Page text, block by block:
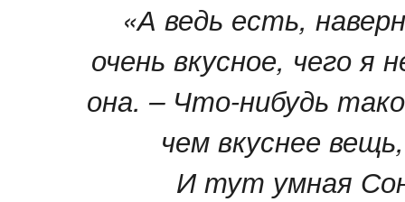
«А ведь есть,
очень вкусное, чего я
она. – Что-нибудь
чем вкуснее
И тут умная